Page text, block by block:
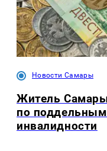
Новости Самары
Житель
по
инвалидности